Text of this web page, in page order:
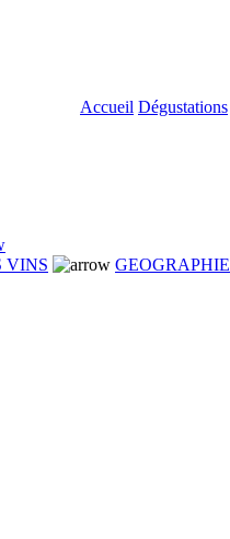
Accueil Dégustations
VINS GEOGRAPHIE